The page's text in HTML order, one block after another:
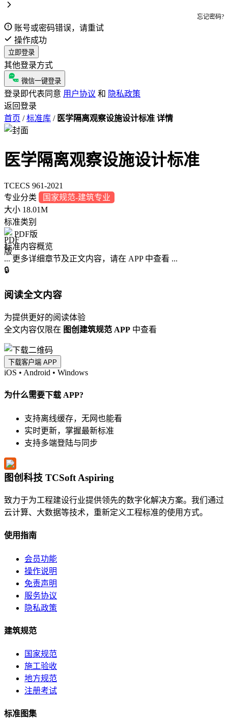
忘记密码?
账号或密码错误，请重试
操作成功
立即登录
其他登录方式
微信一键登录
登录即代表同意 用户协议 和 隐私政策
返回登录
首页 / 标准库 / 医学隔离观察设施设计标准 详情
医学隔离观察设施设计标准
TCECS 961-2021
专业分类
国家规范-建筑专业
大小 18.01M
标准类别
PDF版
标准内容概览
... 更多详细章节及正文内容，请在 APP 中查看 ...
🔒
阅读全文内容
为提供更好的阅读体验
全文内容仅限在 图创建筑规范 APP 中查看
下载客户端 APP
iOS • Android • Windows
为什么需要下载 APP?
支持离线缓存，无网也能看
实时更新，掌握最新标准
支持多端登陆与同步
图创科技 TCSoft Aspiring
致力于为工程建设行业提供领先的数字化解决方案。我们通过
云计算、大数据等技术，重新定义工程标准的使用方式。
使用指南
会员功能
操作说明
免责声明
服务协议
隐私政策
建筑规范
国家规范
施工验收
地方规范
注册考试
标准图集